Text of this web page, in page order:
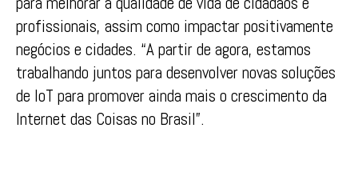
profissionais, assim como impactar positivamente
negócios e cidades. “A partir de agora, estamos
trabalhando juntos para desenvolver novas soluções
de IoT para promover ainda mais o crescimento da
Internet das Coisas no Brasil”.